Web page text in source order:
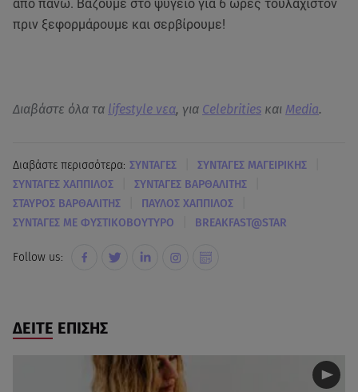
από πάνω. Βάζουμε στο ψυγείο για 6 ώρες τουλάχιστον
πριν ξεφορμάρουμε και σερβίρουμε!
Διαβάστε όλα τα lifestyle νεα, για Celebrities και Media.
Διαβάστε περισσότερα: ΣΥΝΤΑΓΕΣ ΣΥΝΤΑΓΕΣ ΜΑΓΕΙΡΙΚΗΣ
ΣΥΝΤΑΓΕΣ ΧΑΠΠΙΛΟΣ ΣΥΝΤΑΓΕΣ ΒΑΡΘΑΛΙΤΗΣ
ΣΤΑΥΡΟΣ ΒΑΡΘΑΛΙΤΗΣ ΠΑΥΛΟΣ ΧΑΠΠΙΛΟΣ
ΣΥΝΤΑΓΕΣ ΜΕ ΦΥΣΤΙΚΟΒΟΥΤΥΡΟ BREAKFAST@STAR
Follow us:
ΔΕΙΤΕ ΕΠΙΣΗΣ